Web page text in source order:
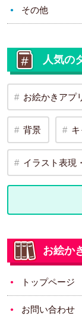
その他
人気の
お絵かきアプ
背景
イラスト表現
お絵か
トップページ
お問い合わせ